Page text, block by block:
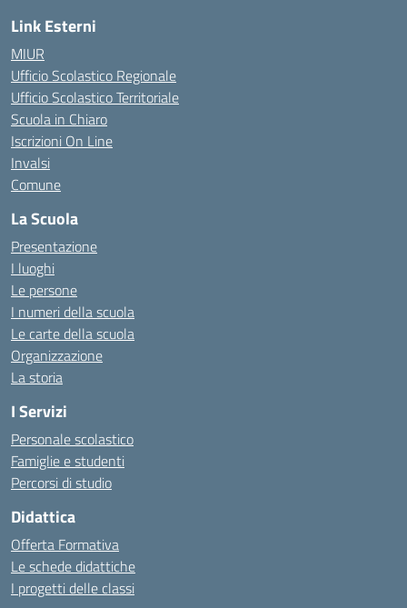
Link Esterni
MIUR
Ufficio Scolastico Regionale
Ufficio Scolastico Territoriale
Scuola in Chiaro
Iscrizioni On Line
Invalsi
Comune
La Scuola
Presentazione
I luoghi
Le persone
I numeri della scuola
Le carte della scuola
Organizzazione
La storia
I Servizi
Personale scolastico
Famiglie e studenti
Percorsi di studio
Didattica
Offerta Formativa
Le schede didattiche
I progetti delle classi